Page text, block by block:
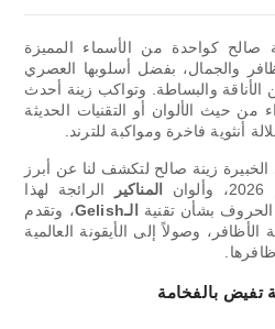
صالح كواحدة من الأسماء المميزة
والجمال، بفضل أسلوبها العصري
الأناقة والبساطة. وتواكب زينة أحدث
من حيث الألوان أو التقنيات الحديثة
أنثوية فاخرة ومواكبة للترند.
زينة صالح لتكشف لنا عن أبرز
المناكير
الرائجة لهذا
بشأن تقنية
الـGelish
، وتقدم
وصولاً إلى الأيقونة العالمية